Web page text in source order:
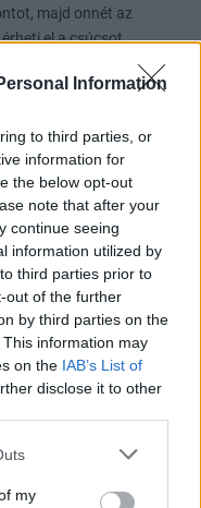
Information
to third parties, or
information for
the below opt-out
note that after your
continue seeing
information utilized by
third parties prior to
out of the further
by third parties on the
This information may
on the IAB’s List of
disclose it to other
my
majd onnét az
el a csúcsot.
Válasz erre
is megy lejjebb még
1:1 alatt lesz az eur
Válasz erre